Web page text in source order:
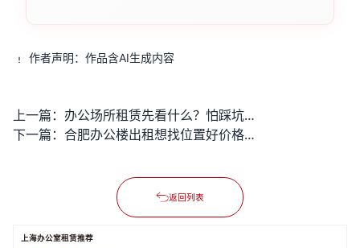
作者声明：作品含AI生成内容
上一篇：
办公场所租赁先看什么？怕踩坑又想省成本该怎么办？
下一篇：
合肥办公楼出租想找位置好价格适中的房源？要注意哪些关键问题？
返回列表
上海办公室租赁推荐